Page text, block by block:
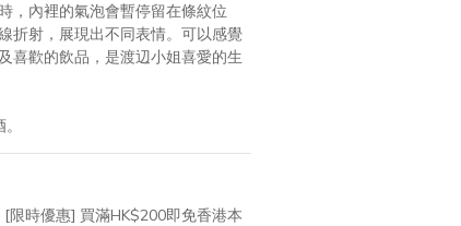
，內裡的氣泡會暫停留在條紋位
折射，展現出不同表情。可以感覺
喜歡的飲品，是渡辺小姐喜愛的生
[限時優惠] 買滿HK$200即免香港本